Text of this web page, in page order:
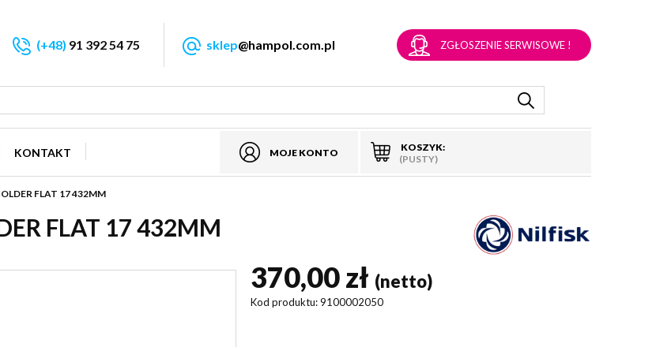
MOJE KONTO
KOSZYK:
(PUSTY)
(+48) 91 392 54 75 sklep@hampol.com.pl ZGŁOSZENIE SERWISOWE !
KONTAKT
FLAT 17 432MM
FLAT 17 432MM
370,00 zł (netto)
Kod produktu: 9100002050